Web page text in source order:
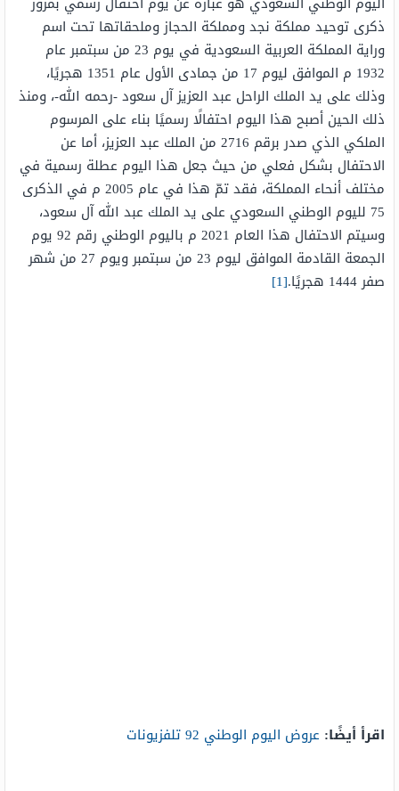
ذكرى توحيد مملكة نجد ومملكة الحجاز وملحقاتها تحت اسم
وراية المملكة العربية السعودية في يوم 23 من سبتمبر عام
1932 م الموافق ليوم 17 من جمادى الأول عام 1351 هجريًا،
وذلك على يد الملك الراحل عبد العزيز آل سعود -رحمه الله-، ومنذ
ذلك الحين أصبح هذا اليوم احتفالًا رسميًا بناء على المرسوم
الملكي الذي صدر برقم 2716 من الملك عبد العزيز، أما عن
الاحتفال بشكل فعلي من حيث جعل هذا اليوم عطلة رسمية في
مختلف أنحاء المملكة، فقد تمّ هذا في عام 2005 م في الذكرى
75 لليوم الوطني السعودي على يد الملك عبد الله آل سعود،
وسيتم الاحتفال هذا العام 2021 م باليوم الوطني رقم 92 يوم
الجمعة القادمة الموافق ليوم 23 من سبتمبر ويوم 27 من شهر
صفر 1444 هجريًا.
[1]
اقرأ أيضًا: عروض اليوم الوطني 92 تلفزيونات